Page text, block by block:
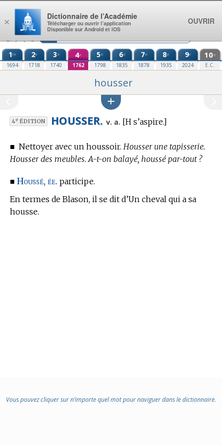
Aller au contenu
1re
1694
2e
1718
3e
1740
4e
1762
5e
1798
6e
1835
7e
1878
8e
1935
9e
2024
10e
E.C.
housser
4eÉDITION HOUSSER. v. a. [H s’aspire.]
■ Nettoyer avec un houssoir. Housser une tapisserie.
Housser des meubles. A-t-on balayé, houssé par-tout ?
■ Houssé, ée. participe.
En termes de Blason, il se dit d’Un cheval qui a sa
housse.
Vous pouvez cliquer sur n’importe quel mot pour naviguer dans le dictionnaire.
×
Dictionnaire de l’Académie
Télécharger ou ouvrir l’application
Disponible sur Android et iOS
OUVRIR